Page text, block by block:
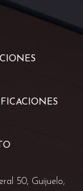
50, Guijuelo,